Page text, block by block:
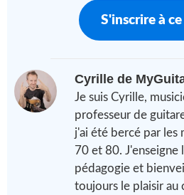
S'inscrire à
Cyrille de
Je suis Cyrille,
professeur de
j'ai été bercé par les
70 et 80. J'enseigne
pédagogie et
toujours le plaisir au